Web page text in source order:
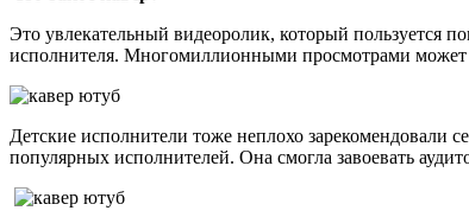
Это увлекательный видеоролик, который пользуется
исполнителя. Многомиллионными просмотрами может
Детские исполнители тоже неплохо зарекомендовали
популярных исполнителей. Она смогла завоевать